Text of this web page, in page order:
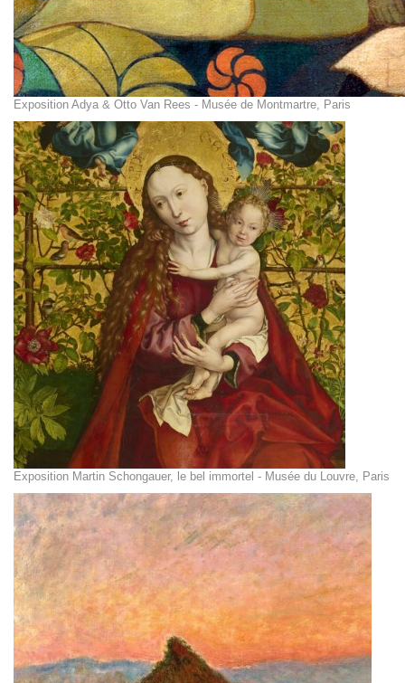
Exposition Adya & Otto Van Rees - Musée de Montmartre, Paris
Exposition Martin Schongauer, le bel immortel - Musée du Louvre, Paris